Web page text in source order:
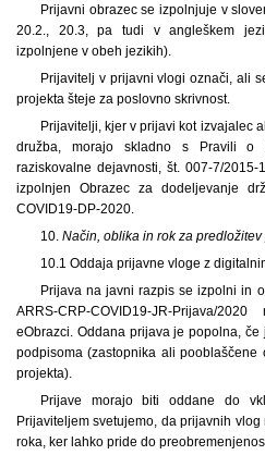
Prijavni obrazec se izpolnjuje v
20.2., 20.3, pa tudi v angleškem
izpolnjene v obeh jezikih).
Prijavitelj v prijavni vlogi označi, ali
projekta šteje za poslovno skrivnost.
Prijavitelji, kjer v prijavi kot izvajalec
družba, morajo skladno s Pravili o
raziskovalne dejavnosti, št. 007-7/
izpolnjen Obrazec za dodeljevanje
COVID19-DP-2020.
10. Način, oblika in rok za predložitev
10.1 Oddaja prijavne vloge z
Prijava na javni razpis se izpolni in
ARRS-CRP-COVID19-JR-Prijava/
eObrazci. Oddana prijava je popolna,
podpisoma (zastopnika ali
projekta).
Prijave morajo biti oddane do
Prijaviteljem svetujemo, da prijavnih
roka, ker lahko pride do